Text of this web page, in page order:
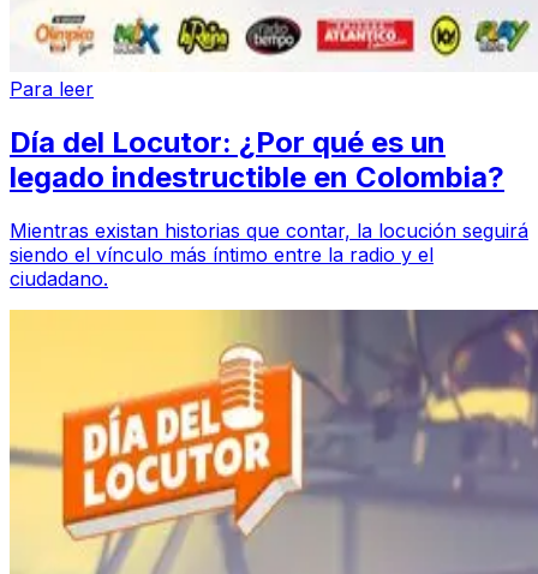
Para leer
Día del Locutor: ¿Por qué es un
legado indestructible en Colombia?
Mientras existan historias que contar, la locución seguirá
siendo el vínculo más íntimo entre la radio y el
ciudadano.